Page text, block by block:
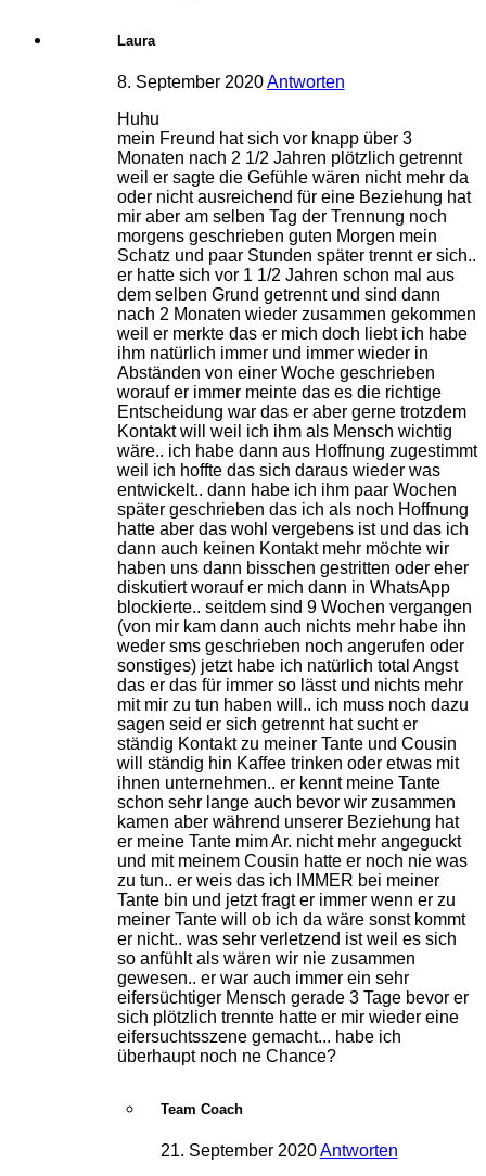
Laura
8. September 2020 Antworten
Huhu
mein Freund hat sich vor knapp über 3
Monaten nach 2 1/2 Jahren plötzlich getrennt
weil er sagte die Gefühle wären nicht mehr da
oder nicht ausreichend für eine Beziehung hat
mir aber am selben Tag der Trennung noch
morgens geschrieben guten Morgen mein
Schatz und paar Stunden später trennt er sich..
er hatte sich vor 1 1/2 Jahren schon mal aus
dem selben Grund getrennt und sind dann
nach 2 Monaten wieder zusammen gekommen
weil er merkte das er mich doch liebt ich habe
ihm natürlich immer und immer wieder in
Abständen von einer Woche geschrieben
worauf er immer meinte das es die richtige
Entscheidung war das er aber gerne trotzdem
Kontakt will weil ich ihm als Mensch wichtig
wäre.. ich habe dann aus Hoffnung zugestimmt
weil ich hoffte das sich daraus wieder was
entwickelt.. dann habe ich ihm paar Wochen
später geschrieben das ich als noch Hoffnung
hatte aber das wohl vergebens ist und das ich
dann auch keinen Kontakt mehr möchte wir
haben uns dann bisschen gestritten oder eher
diskutiert worauf er mich dann in WhatsApp
blockierte.. seitdem sind 9 Wochen vergangen
(von mir kam dann auch nichts mehr habe ihn
weder sms geschrieben noch angerufen oder
sonstiges) jetzt habe ich natürlich total Angst
das er das für immer so lässt und nichts mehr
mit mir zu tun haben will.. ich muss noch dazu
sagen seid er sich getrennt hat sucht er
ständig Kontakt zu meiner Tante und Cousin
will ständig hin Kaffee trinken oder etwas mit
ihnen unternehmen.. er kennt meine Tante
schon sehr lange auch bevor wir zusammen
kamen aber während unserer Beziehung hat
er meine Tante mim Ar. nicht mehr angeguckt
und mit meinem Cousin hatte er noch nie was
zu tun.. er weis das ich IMMER bei meiner
Tante bin und jetzt fragt er immer wenn er zu
meiner Tante will ob ich da wäre sonst kommt
er nicht.. was sehr verletzend ist weil es sich
so anfühlt als wären wir nie zusammen
gewesen.. er war auch immer ein sehr
eifersüchtiger Mensch gerade 3 Tage bevor er
sich plötzlich trennte hatte er mir wieder eine
eifersuchtsszene gemacht... habe ich
überhaupt noch ne Chance?
Team Coach
21. September 2020 Antworten